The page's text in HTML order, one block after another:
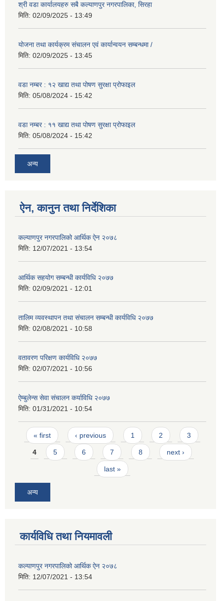
श्री वडा कार्यालयहरु सबै कल्याणपुर नगरपालिका, सिरहा
मिति: 02/09/2025 - 13:49
योजना तथा कार्यक्रम संचालन एवं कार्यान्वयन सम्बन्धमा /
मिति: 02/09/2025 - 13:45
वडा नम्बर : १२ खाद्य तथा पोषण सुरक्षा प्रोफाइल
मिति: 05/08/2024 - 15:42
वडा नम्बर : ११ खाद्य तथा पोषण सुरक्षा प्रोफाइल
मिति: 05/08/2024 - 15:42
अन्य
ऐन, कानुन तथा निर्देशिका
कल्याणपुर नगरपालिको आर्थिक ऐन २०७८
मिति: 12/07/2021 - 13:54
आर्थिक सहयोग सम्बन्धी कार्यविधि २०७७
मिति: 02/09/2021 - 12:01
तालिम व्यवस्थापन तथा संचालन सम्बन्धी कार्यविधि २०७७
मिति: 02/08/2021 - 10:58
वतावरण परिक्षण कार्यविधि २०७७
मिति: 02/07/2021 - 10:56
ऐम्बुलेन्स सेवा संचालन कर्याविधि २०७७
मिति: 01/31/2021 - 10:54
Pages
« first ‹ previous 1 2 3
4 5 6 7 8 next ›
last »
अन्य
कार्यविधि तथा नियमावली
कल्याणपुर नगरपालिको आर्थिक ऐन २०७८
मिति: 12/07/2021 - 13:54